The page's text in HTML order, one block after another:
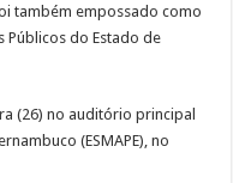
também empossado como
Públicos do Estado de
(26) no auditório principal
(ESMAPE), no